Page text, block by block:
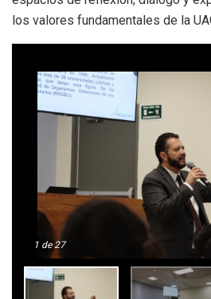
los valores fundamentales de la
1 de 27